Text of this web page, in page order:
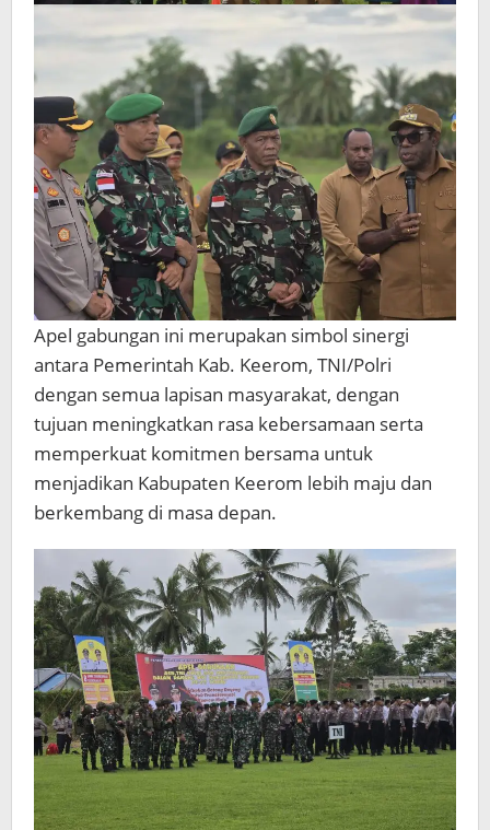
Apel gabungan ini merupakan simbol sinergi
antara Pemerintah Kab. Keerom, TNI/Polri
dengan semua lapisan masyarakat, dengan
tujuan meningkatkan rasa kebersamaan serta
memperkuat komitmen bersama untuk
menjadikan Kabupaten Keerom lebih maju dan
berkembang di masa depan.